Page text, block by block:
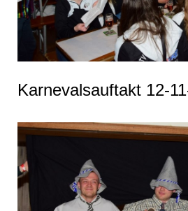
Karnevalsauftakt 12-